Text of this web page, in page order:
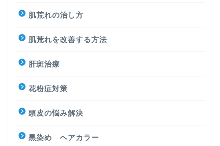
肌荒れの治し方
肌荒れを改善する方法
肝斑治療
花粉症対策
頭皮の悩み解決
黒染め ヘアカラー